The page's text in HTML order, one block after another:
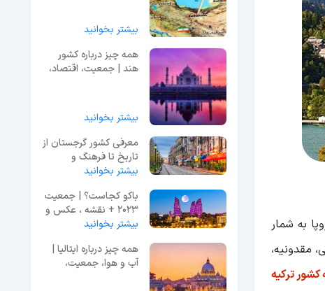
به شمار
مقدونیه،
کشور ترکیه
بیشتر بخوانید
همه چیز درباره کشور
هند | جمعیت، اقتصاد،
بیشتر بخوانید
معرفی کشور گرجستان از
تاریخ تا فرهنگ و
جمعیت
بیشتر بخوانید
باکو کجاست؟ | جمعیت
2023 + نقشه ، عکس و
مساحت
بیشتر بخوانید
همه چیز درباره ایتالیا |
آب و هوا، جمعیت،